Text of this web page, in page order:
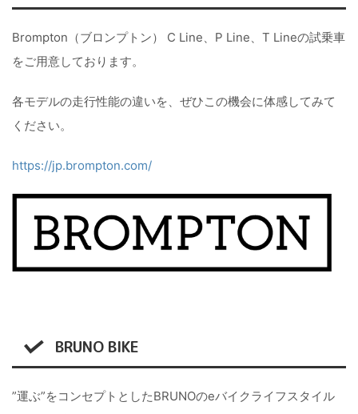
Brompton（ブロンプトン） C Line、P Line、T Lineの試乗車
をご用意しております。
各モデルの走行性能の違いを、ぜひこの機会に体感してみて
ください。
https://jp.brompton.com/
BRUNO BIKE
”運ぶ”をコンセプトとしたBRUNOのeバイクライフスタイル